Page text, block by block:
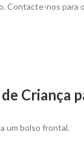
Contacte-nos
Criança
um bolso frontal.